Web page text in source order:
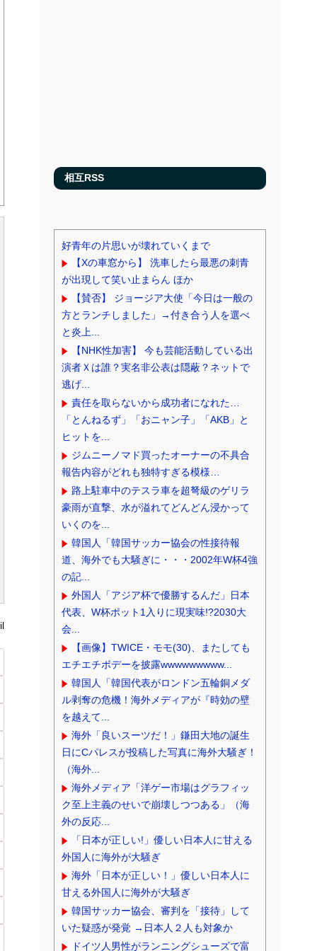
相互RSS
好青年の片思いが壊れていくまで
【Xの車窓から】 洗車したら最悪の刺青
が出現して笑い止まらん ほか
【賛否】 ジョージア大使「今日は一般の
方とランチしました」→付き合う人を選べ
と炎上...
【NHK性加害】 今も芸能活動している出
演者Ｘは誰？実名非公表は隠蔽？ネットで
逃げ...
責任を取らないから成功者になれた…
「とんねるず」「おニャン子」「AKB」と
ヒットを...
ジムニーノマド買ったオーナーの不具合
報告内容がどれも独特すぎる模様…
路上駐車中のテスラ車を超弩級のゲリラ
豪雨が直撃、水が溢れてどんどん浸かって
いくのを...
韓国人「韓国サッカー協会の性接待報
道、海外でも大騒ぎに・・・2002年W杯4強
の記...
外国人「アジア杯で優勝するんだ」日本
代表、W杯ポット1入りに現実味!?2030大
会...
【画像】TWICE・モモ(30)、またしても
エチエチボデーを披露wwwwwwwww...
韓国人「韓国代表がロンドン五輪銅メダ
ル剥奪の危機！海外メディアが『時効の壁
を越えて...
海外「良いスーツだ！」鎌田大地の誕生
日にCパレスが投稿した写真に海外大騒ぎ！
（海外...
海外メディア「洋ゲー市場はグラフィッ
ク至上主義のせいで崩壊しつつある」（海
外の反応...
「日本が正しい!」優しい日本人に甘える
外国人に海外が大騒ぎ
海外「日本が正しい！」優しい日本人に
甘える外国人に海外が大騒ぎ
韓国サッカー協会、審判を「接待」して
いた疑惑が発覚 →日本人２人も対象か
ドイツ人男性がランニングシューズで富